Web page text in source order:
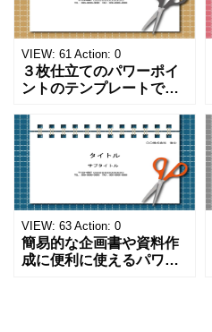
VIEW: 61 Action: 0
３枚仕立てのパワーポイ
ントのテンプレートで
ペンのワンポイントイラ
ストが描かれています。
ご案内やお知らせなど簡
単な資料を時短で作成で
きる便利なフォーマット
になります。 文房具好き
の方、掲示ポスターを作
成をされたい方におす
VIEW: 63 Action: 0
簡易的な企画書や資料作
成に便利に使えるパワー